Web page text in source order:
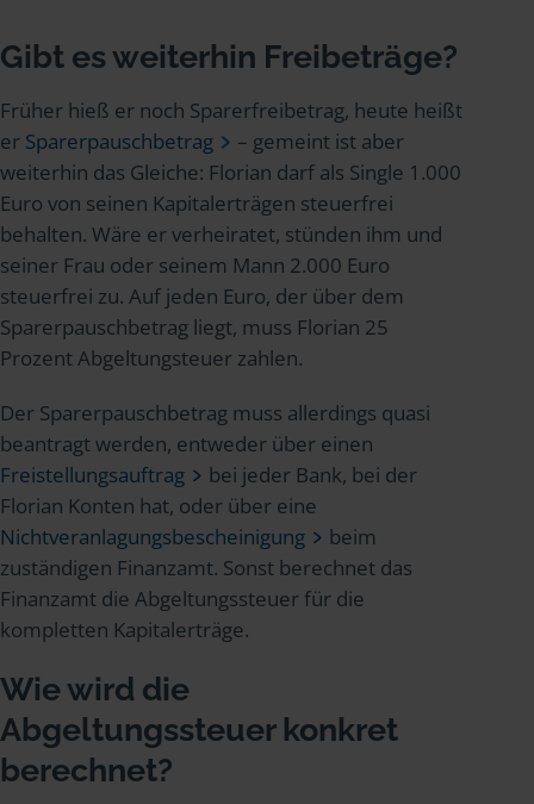
Gibt es weiterhin Freibeträge?
Früher hieß er noch Sparerfreibetrag, heute heißt
er Sparerpauschbetrag
– gemeint ist aber
weiterhin das Gleiche: Florian darf als Single 1.000
Euro von seinen Kapitalerträgen steuerfrei
behalten. Wäre er verheiratet, stünden ihm und
seiner Frau oder seinem Mann 2.000 Euro
steuerfrei zu. Auf jeden Euro, der über dem
Sparerpauschbetrag liegt, muss Florian 25
Prozent Abgeltungsteuer zahlen.
Der Sparerpauschbetrag muss allerdings quasi
beantragt werden, entweder über einen
Freistellungsauftrag
bei jeder Bank, bei der
Florian Konten hat, oder über eine
Nichtveranlagungsbescheinigung
beim
zuständigen Finanzamt. Sonst berechnet das
Finanzamt die Abgeltungssteuer für die
kompletten Kapitalerträge.
Wie wird die
Abgeltungssteuer konkret
berechnet?